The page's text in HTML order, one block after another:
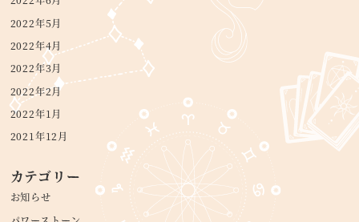
2022年5月
2022年4月
2022年3月
2022年2月
2022年1月
2021年12月
カテゴリー
お知らせ